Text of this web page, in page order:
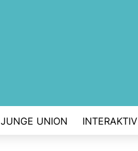
JUNGE UNION INTERAKTIV